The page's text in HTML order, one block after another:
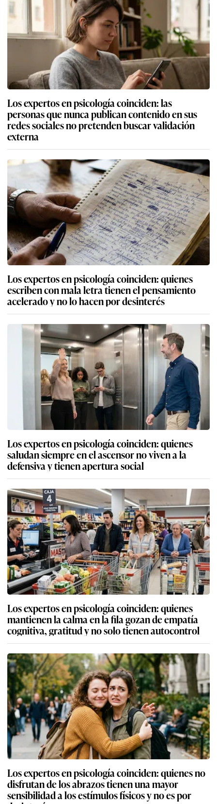
Los expertos en psicología coinciden: las
personas que nunca publican contenido en sus
redes sociales no pretenden buscar validación
externa
Los expertos en psicología coinciden: quienes
escriben con mala letra tienen el pensamiento
acelerado y no lo hacen por desinterés
Los expertos en psicología coinciden: quienes
saludan siempre en el ascensor no viven a la
defensiva y tienen apertura social
Los expertos en psicología coinciden: quienes
mantienen la calma en la fila gozan de empatía
cognitiva, gratitud y no solo tienen autocontrol
Los expertos en psicología coinciden: quienes no
disfrutan de los abrazos tienen una mayor
sensibilidad a los estímulos físicos y no es por